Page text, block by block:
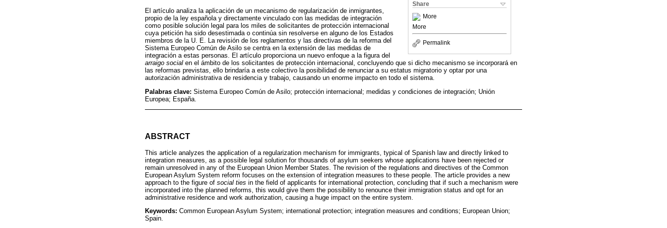
Share
More
More
Permalink
El artículo analiza la aplicación de un mecanismo de regularización de inmigrantes,
propio de la ley española y directamente vinculado con las medidas de integración
como posible solución legal para los miles de solicitantes de protección internacional
cuya petición ha sido desestimada o continúa sin resolverse en alguno de los Estados
miembros de la U. E. La revisión de los reglamentos y las directivas de la reforma del
Sistema Europeo Común de Asilo se centra en la extensión de las medidas de
integración a estas personas. El artículo proporciona un nuevo enfoque a la figura del
arraigo social en el ámbito de los solicitantes de protección internacional, concluyendo que si dicho mecanismo se incorporará en
las reformas previstas, ello brindaría a este colectivo la posibilidad de renunciar a su estatus migratorio y optar por una
autorización administrativa de residencia y trabajo, causando un enorme impacto en todo el sistema.
Palabras clave: Sistema Europeo Común de Asilo; protección internacional; medidas y condiciones de integración; Unión
Europea; España.
ABSTRACT
This article analyzes the application of a regularization mechanism for immigrants, typical of Spanish law and directly linked to
integration measures, as a possible legal solution for thousands of asylum seekers whose applications have been rejected or
remain unresolved in any of the European Union Member States. The revision of the regulations and directives of the Common
European Asylum System reform focuses on the extension of integration measures to these people. The article provides a new
approach to the figure of social ties in the field of applicants for international protection, concluding that if such a mechanism were
incorporated into the planned reforms, this would give them the possibility to renounce their immigration status and opt for an
administrative residence and work authorization, causing a huge impact on the entire system.
Keywords: Common European Asylum System; international protection; integration measures and conditions; European Union;
Spain.